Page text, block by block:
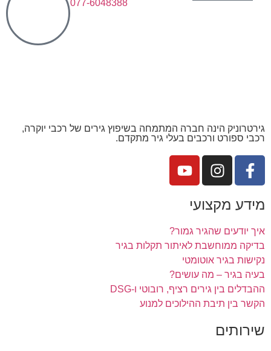
077-6048388
גירטרוניק הינה חברה המתמחה בשיפוץ גירים של רכבי יוקרה,
רכבי ספורט ורכבים בעלי גיר מתקדם.
מידע מקצועי
איך יודעים שהגיר גמור?
בדיקה ממוחשבת לאיתור תקלות בגיר
נקישות בגיר אוטומטי
בעיה בגיר – מה עושים?
ההבדלים בין גירים רציף, רובוטי ו-DSG
הקשר בין תיבת ההילוכים למנוע
שירותים